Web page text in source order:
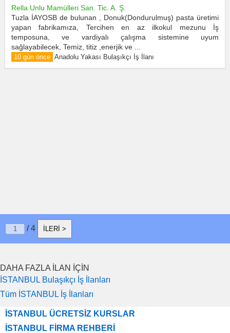
Rella Unlu Mamülleri San. Tic. A. Ş.
Tuzla İAYOSB de bulunan , Donuk(Dondurulmuş) pasta üretimi
yapan fabrikamıza, Tercihen en az ilkokul mezunu İş
temposuna, ve vardiyalı çalışma sistemine uyum
sağlayabilecek, Temiz, titiz ,enerjik ve ...
10 gün önce Anadolu Yakası Bulaşıkçı İş İlanı
/ 4 İLERİ >
DAHA FAZLA İLAN İÇİN
İSTANBUL Bulaşıkçı İş İlanları
Tüm İSTANBUL İş İlanları
İSTANBUL ÜCRETSİZ KURSLAR
İSTANBUL FİRMA REHBERİ